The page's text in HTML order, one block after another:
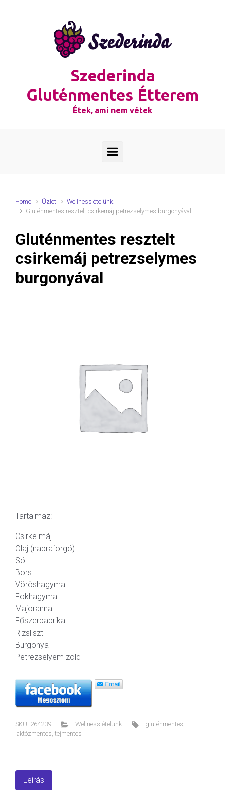
Szederinda
Gluténmentes Étterem
Étek, ami nem vétek
Home Üzlet
Wellness ételünk
Gluténmentes resztelt csirkemáj petrezselymes burgonyával
Gluténmentes resztelt
csirkemáj petrezselymes
burgonyával
Tartalmaz:
Csirke máj
Olaj (napraforgó)
Só
Bors
Vöröshagyma
Fokhagyma
Majoranna
Fűszerpaprika
Rizsliszt
Burgonya
Petrezselyem zöld
SKU: 264239 Wellness ételünk gluténmentes,
laktózmentes, tejmentes
Leírás